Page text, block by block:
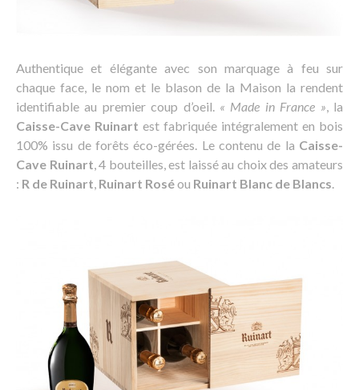
Authentique et élégante avec son marquage à feu sur
chaque face, le nom et le blason de la Maison la rendent
identifiable au premier coup d’oeil. « Made in France », la
Caisse-Cave Ruinart est fabriquée intégralement en bois
100% issu de forêts éco-gérées. Le contenu de la Caisse-
Cave Ruinart, 4 bouteilles, est laissé au choix des amateurs
: R de Ruinart, Ruinart Roséou Ruinart Blanc de Blancs.